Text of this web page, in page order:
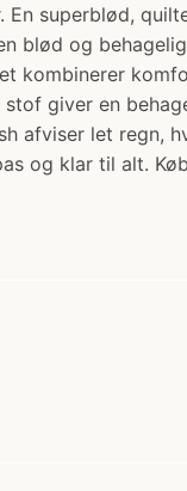
En superblød,
blød og
kombinerer
giver en
afviser let regn,
og klar til alt.